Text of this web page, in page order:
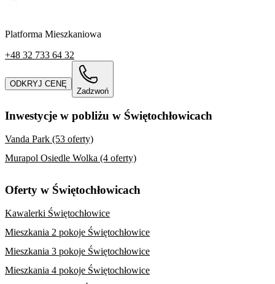
Platforma Mieszkaniowa
+48 32 733 64 32
ODKRYJ CENĘ
Zadzwoń
Inwestycje w pobliżu w Świętochłowicach
Vanda Park (53 oferty)
Murapol Osiedle Wolka (4 oferty)
Oferty w Świętochłowicach
Kawalerki Świętochłowice
Mieszkania 2 pokoje Świętochłowice
Mieszkania 3 pokoje Świętochłowice
Mieszkania 4 pokoje Świętochłowice